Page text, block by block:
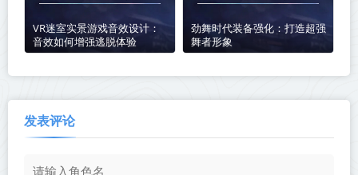
VR迷室实景游戏音效设计：
音效如何增强逃脱体验
劲舞时代装备强化：打造超强
舞者形象
发表评论